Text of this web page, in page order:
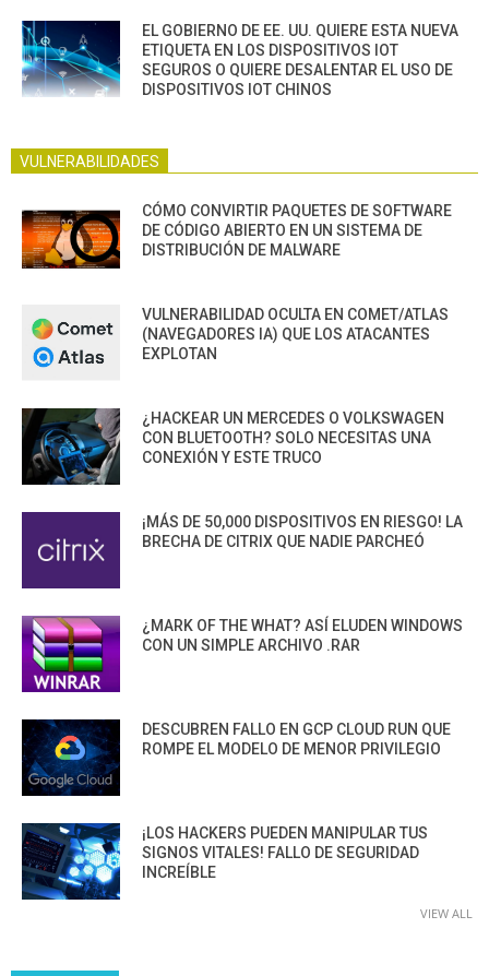
EL GOBIERNO DE EE. UU. QUIERE ESTA NUEVA
ETIQUETA EN LOS DISPOSITIVOS IOT
SEGUROS O QUIERE DESALENTAR EL USO DE
DISPOSITIVOS IOT CHINOS
VULNERABILIDADES
CÓMO CONVIRTIR PAQUETES DE SOFTWARE
DE CÓDIGO ABIERTO EN UN SISTEMA DE
DISTRIBUCIÓN DE MALWARE
VULNERABILIDAD OCULTA EN COMET/ATLAS
(NAVEGADORES IA) QUE LOS ATACANTES
EXPLOTAN
¿HACKEAR UN MERCEDES O VOLKSWAGEN
CON BLUETOOTH? SOLO NECESITAS UNA
CONEXIÓN Y ESTE TRUCO
¡MÁS DE 50,000 DISPOSITIVOS EN RIESGO! LA
BRECHA DE CITRIX QUE NADIE PARCHEÓ
¿MARK OF THE WHAT? ASÍ ELUDEN WINDOWS
CON UN SIMPLE ARCHIVO .RAR
DESCUBREN FALLO EN GCP CLOUD RUN QUE
ROMPE EL MODELO DE MENOR PRIVILEGIO
¡LOS HACKERS PUEDEN MANIPULAR TUS
SIGNOS VITALES! FALLO DE SEGURIDAD
INCREÍBLE
VIEW ALL